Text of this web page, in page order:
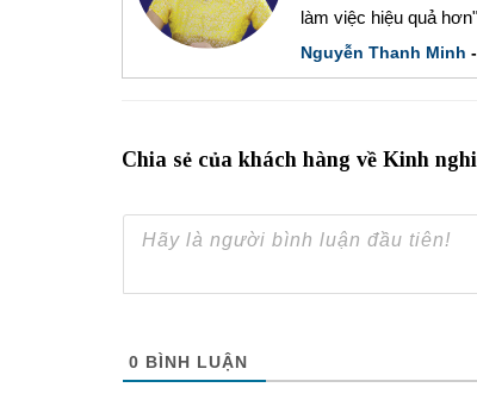
làm việc hiệu quả hơn"
Nguyễn Thanh Minh
Chia sẻ của khách hàng về Kinh
0 BÌNH LUẬN